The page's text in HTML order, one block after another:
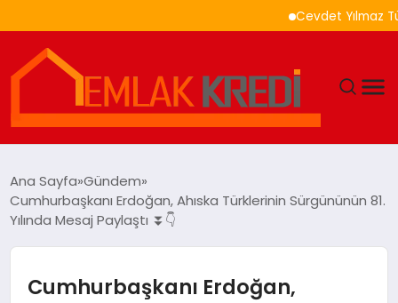
Cevdet Yılmaz
EKONOMI
Ana Sayfa Gündem
Cumhurbaşkanı Erdoğan, Ahıska Türklerinin Sürgününün 81.
Yılında Mesaj Paylaştı ⏬👇
Cumhurbaşkanı Erdoğan,